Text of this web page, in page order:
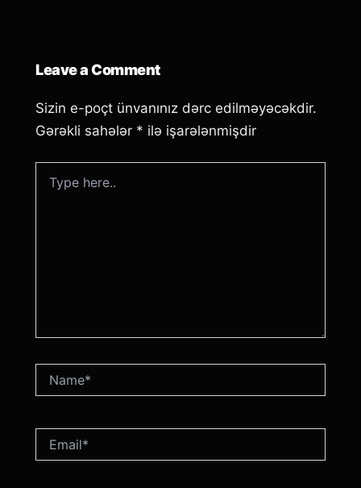
Leave a Comment
Sizin e-poçt ünvanınız dərc edilməyəcəkdir.
Gərəkli sahələr * ilə işarələnmişdir
here..